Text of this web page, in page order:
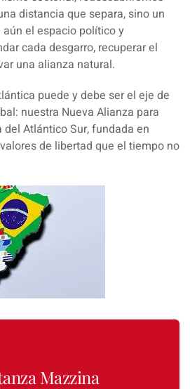
distancia que separa, sino un
el espacio político y
cada desgarro, recuperar el
una alianza natural.
puede y debe ser el eje de
nuestra Nueva Alianza para
Atlántico Sur, fundada en
de libertad que el tiempo no
Mazzina